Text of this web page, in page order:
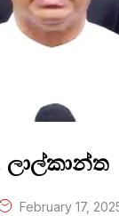
February 17,